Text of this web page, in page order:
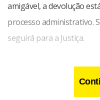
amigável, a devolução
processo administrativo.
seguirá para a Justiça.
Na época do vazamento,
Haddad, agradeceu ao